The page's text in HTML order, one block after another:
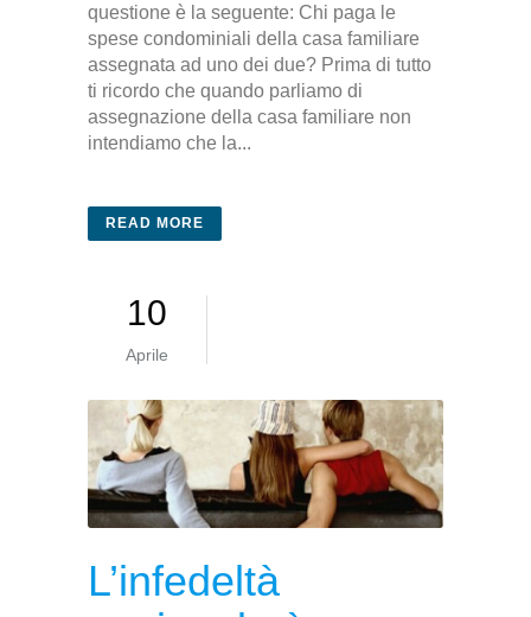
questione è la seguente: Chi paga le
spese condominiali della casa familiare
assegnata ad uno dei due? Prima di tutto
ti ricordo che quando parliamo di
assegnazione della casa familiare non
intendiamo che la...
READ MORE
10
Aprile
L’infedeltà